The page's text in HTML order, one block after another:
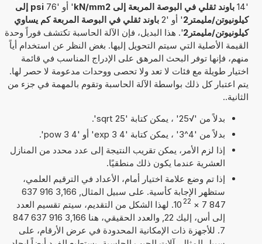
'14
باوند ثقلي في البوصة المربعة إلى kN/mm2 ' أو '76
psi إلى
كيلونيوتن/مليمتر2 ' أو '2
باوند ثقلي في البوصة المربعة كم يساوي
كيلونيوتن/مليمتر2 '. هذا البديل، فإن الآلة الحاسبة تكتشف فوراً وحدة
القيمة الأصلية التي سيتم التحويل إليها. بغض النظر عن استخدام أياً
منهم، فإنها توفر البحث المرهق على الإدراج المناسب في قائمة
اختيار طويلة مع فئات لا تعد ولا تحصى ووحدات مدعومة لا حصر لها.
يتم اعتبار كل ذلك بواسطة الآلة الحاسبة وتقوم بالمهمة في جزء من
الثانية..
بدلاً من '√25' ، يمكن كتابة 'sqrt 25'.
بدلاً من '4^3' ، يمكن كتابة '4 exp 3' أو '4 pow 3'.
إذا لزم الأمر، يمكن تقريب النتيجة إلى عدد محدد من المنازل
العشرية عندما يكون ذلك منطقيًا.
إذا تم وضع علامة اختيار أمام، الأعداد في الترقيم العلمي،
ستظهر الإجابة كأسية. على سبيل المثال, 3,166 916 637
847 7
×
10 22
. لهذا الشكل من التقديم، سيتم تقسيم العدد
إلى أس، إليك 22, والعدد الحقيقي، هنا 3,166 916 637 847
7. للأجهزة ذات الإمكانية المحدودة في عرض الأرقام، على